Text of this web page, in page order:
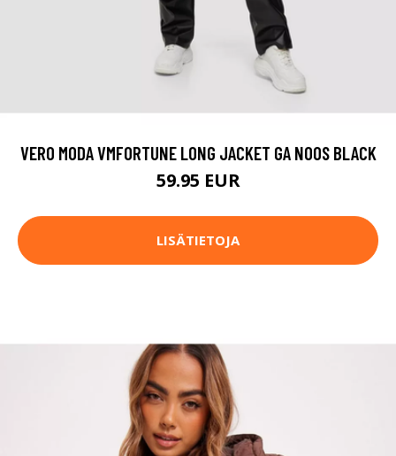
VERO MODA VMFORTUNE LONG JACKET GA NOOS BLACK
59.95 EUR
LISÄTIETOJA